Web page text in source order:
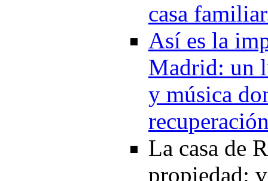
casa
Así es la
Madrid: un
y música
La casa de
propiedad: